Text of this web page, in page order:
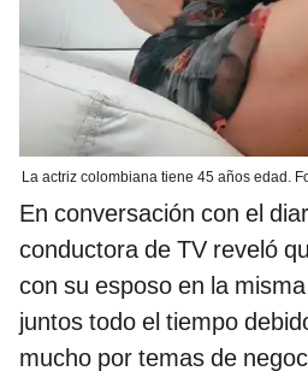
La actriz colombiana tiene 45 años edad.
En conversación con el
conductora de TV reveló
con su esposo en la
juntos todo el tiempo
mucho por temas de